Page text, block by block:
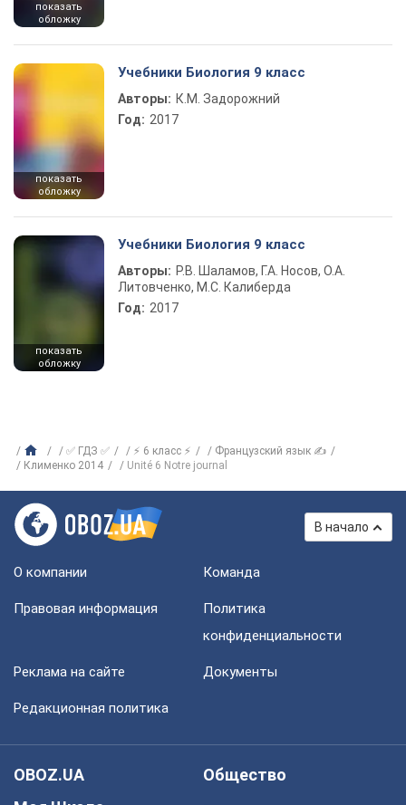
показать
обложку
показать
обложку
Учебники Биология 9 класс
Авторы: К.М. Задорожний
Год: 2017
показать
обложку
Учебники Биология 9 класс
Авторы: Р.В. Шаламов, Г.А. Носов, О.А.
Литовченко, М.С. Калиберда
Год: 2017
✅ ГДЗ ✅ ⚡ 6 класс ⚡
Французский язык ✍
Клименко 2014
Unité 6 Notre journal
В начало
О компании Команда
Правовая информация
Политика
конфиденциальности
Реклама на сайте Документы
Редакционная политика
OBOZ.UA
Общество